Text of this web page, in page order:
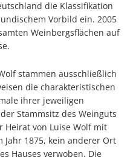
die Klassifikation
Vorbild ein. 2005
Weinbergsflächen auf
stammen ausschließlich
die charakteristischen
ihrer jeweiligen
Stammsitz des Weinguts
Heirat von Luise Wolf mit
1875, kein anderer Ort
Hauses verwoben. Die